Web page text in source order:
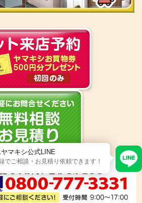
ヤマキシ公式LINE
でご相談・お見積り依頼できます！